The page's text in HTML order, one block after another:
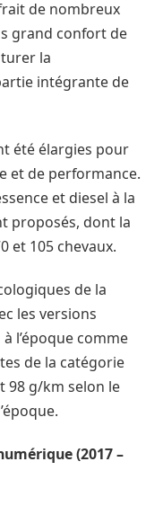
de nombreux
grand confort de
la
intégrante de
été élargies pour
et de performance.
et diesel à la
proposés, dont la
et 105 chevaux.
de la
les versions
l’époque comme
de la catégorie
98 g/km selon le
(2017 –